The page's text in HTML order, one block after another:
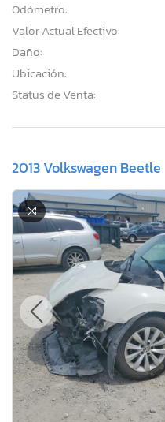
Odómetro:
Valor Actual Efectivo:
Daño:
Ubicación:
Status de Venta:
2013 Volkswagen Beetle